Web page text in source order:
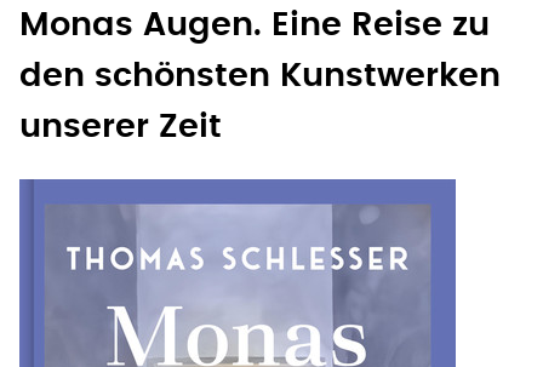
Monas Augen. Eine Reise zu
den schönsten Kunstwerken
unserer Zeit